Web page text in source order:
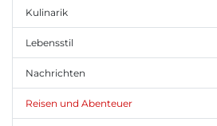
Kulinarik
Lebensstil
Nachrichten
Reisen und Abenteuer